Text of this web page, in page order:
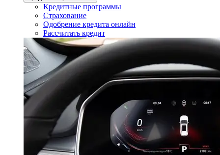
Кредитные программы
Страхование
Одобрение кредита онлайн
Рассчитать кредит